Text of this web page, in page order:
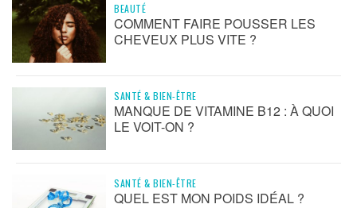
BEAUTÉ
COMMENT FAIRE POUSSER LES
CHEVEUX PLUS VITE ?
SANTÉ & BIEN-ÊTRE
MANQUE DE VITAMINE B12 : À QUOI
LE VOIT-ON ?
SANTÉ & BIEN-ÊTRE
QUEL EST MON POIDS IDÉAL ?